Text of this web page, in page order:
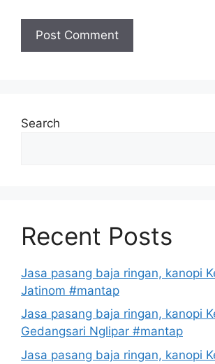
Search
Recent Posts
Jasa pasang baja ringan, kanopi
Jatinom #mantap
Jasa pasang baja ringan, kanopi
Gedangsari Nglipar #mantap
Jasa pasang baja ringan, kanopi